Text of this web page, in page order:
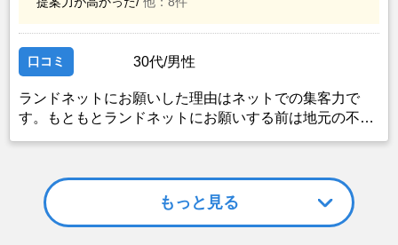
口コミ 30代/男性
ランドネットにお願いした理由はネットでの集客力で
す。もともとランドネットにお願いする前は地元の不動
動産屋では取り扱ってもらえませんでした。そこでそれ
までに取引があり、全国対応しているランドネットにお
願いしました。
もっと見る